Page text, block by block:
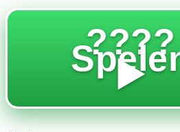
????
▶️